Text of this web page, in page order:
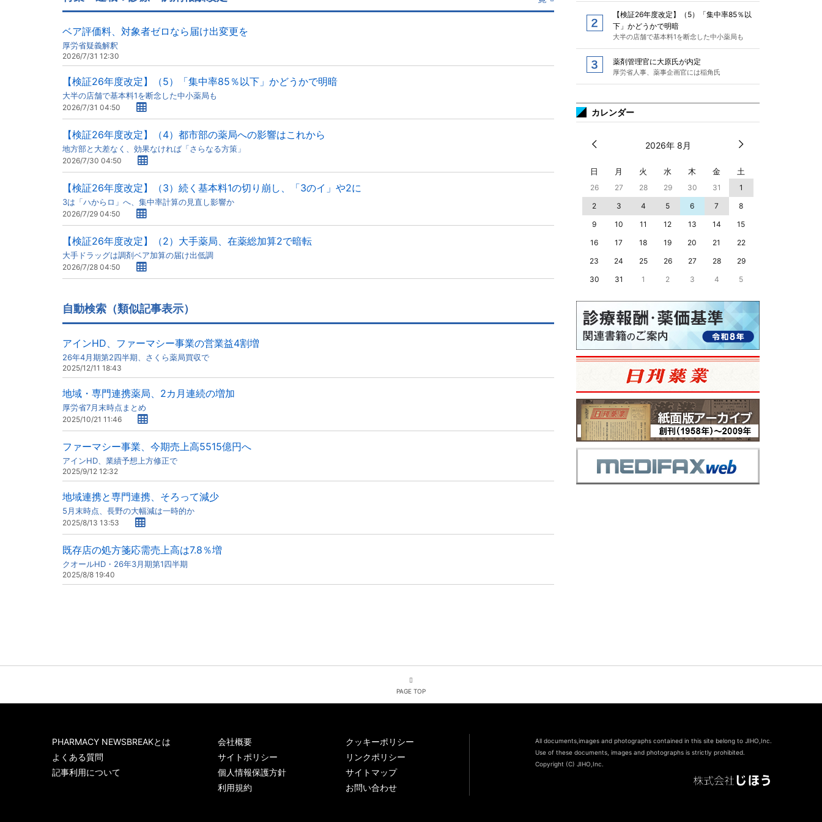
ベア評価料、対象者ゼロなら届け出変更を
厚労省疑義解釈
2026/7/31 12:30
【検証26年度改定】（5）「集中率85％以下」かどうかで明暗
大半の店舗で基本料1を断念した中小薬局も
2026/7/31 04:50
【検証26年度改定】（4）都市部の薬局への影響はこれから
地方部と大差なく、効果なければ「さらなる方策」
2026/7/30 04:50
【検証26年度改定】（3）続く基本料1の切り崩し、「3のイ」や2に
3は「ハからロ」へ、集中率計算の見直し影響か
2026/7/29 04:50
【検証26年度改定】（2）大手薬局、在薬総加算2で暗転
大手ドラッグは調剤ベア加算の届け出低調
2026/7/28 04:50
自動検索（類似記事表示）
アインHD、ファーマシー事業の営業益4割増
26年4月期第2四半期、さくら薬局買収で
2025/12/11 18:43
地域・専門連携薬局、2カ月連続の増加
厚労省7月末時点まとめ
2025/10/21 11:46
ファーマシー事業、今期売上高5515億円へ
アインHD、業績予想上方修正で
2025/9/12 12:32
地域連携と専門連携、そろって減少
5月末時点、長野の大幅減は一時的か
2025/8/13 13:53
既存店の処方箋応需売上高は7.8％増
クオールHD・26年3月期第1四半期
2025/8/8 19:40
【検証26年度改定】（5）「集中率85％以
下」かどうかで明暗
大半の店舗で基本料1を断念した中小薬局も
薬剤管理官に大原氏が内定
厚労省人事、薬事企画官には稲角氏
カレンダー
2026年 8月
日 月 火 水 木 金 土
26 27 28 29 30 31
1
2
3 4 5 6 7
8
9
10 11 12 13 14
15
16
17 18 19 20 21
22
23
24 25 26 27 28
29
30
31 1 2 3 4 5
PAGE TOP
PHARMACY NEWSBREAKとは
よくある質問
記事利用について
会社概要
サイトポリシー
個人情報保護方針
利用規約
クッキーポリシー
リンクポリシー
サイトマップ
お問い合わせ
All documents,images and photographs contained in this site belong to JIHO,Inc.
Use of these documents, images and photographs is strictly prohibited.
Copyright (C) JIHO,Inc.